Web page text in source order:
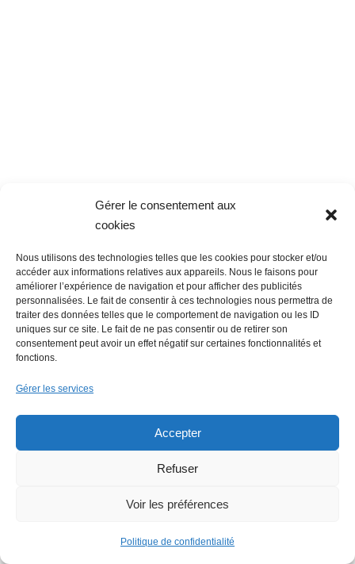
Gérer le consentement aux
cookies
Nous utilisons des technologies telles que les cookies pour stocker et/ou
accéder aux informations relatives aux appareils. Nous le faisons pour
améliorer l’expérience de navigation et pour afficher des publicités
personnalisées. Le fait de consentir à ces technologies nous permettra de
traiter des données telles que le comportement de navigation ou les ID
uniques sur ce site. Le fait de ne pas consentir ou de retirer son
consentement peut avoir un effet négatif sur certaines fonctionnalités et
fonctions.
Gérer les services
Accepter
Refuser
Voir les préférences
Politique de confidentialité
Faire un don (déductible des
impôts) à Hello Gazette
Nantes
Faire un don